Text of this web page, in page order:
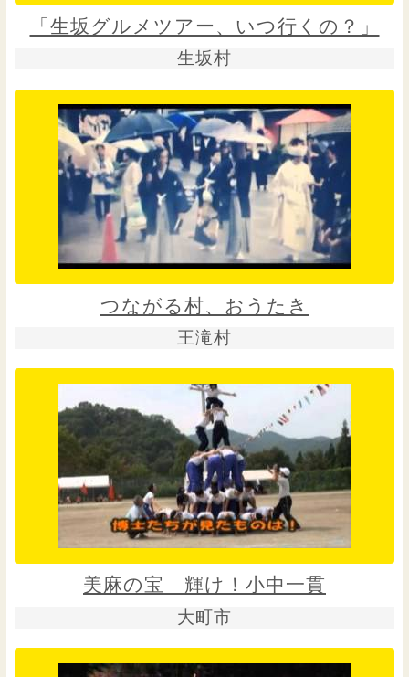
「生坂グルメツアー、いつ行くの？」
生坂村
つながる村、おうたき
王滝村
美麻の宝 輝け！小中一貫
大町市